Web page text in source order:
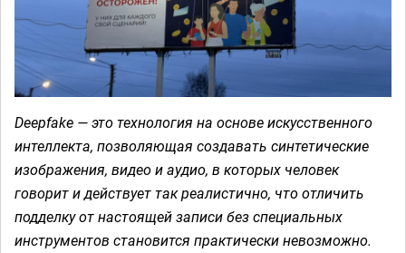
Deepfake — это технология на основе искусственного
интеллекта, позволяющая создавать синтетические
изображения, видео и аудио, в которых человек
говорит и действует так реалистично, что отличить
подделку от настоящей записи без специальных
инструментов становится практически невозможно.